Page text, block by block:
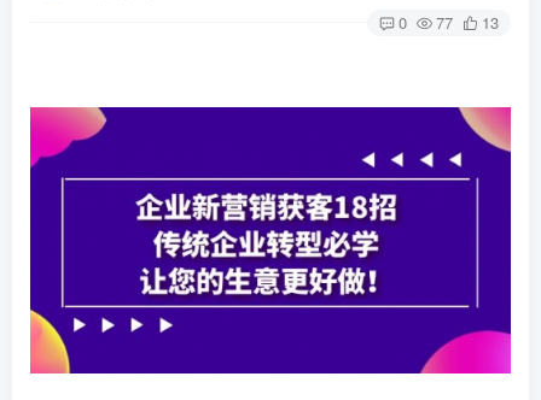
0 77 13